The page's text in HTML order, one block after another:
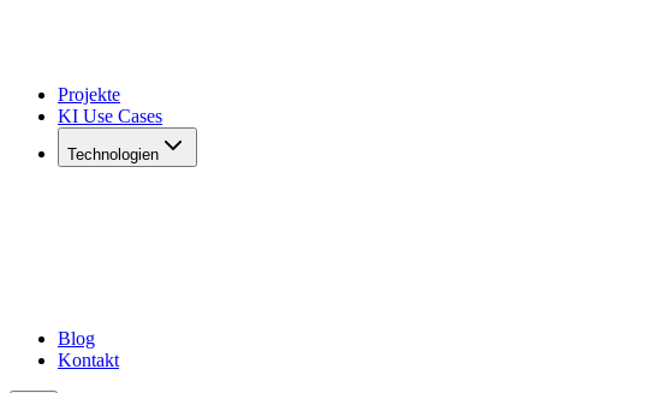
Projekte
KI Use Cases
Technologien
Blog
Kontakt